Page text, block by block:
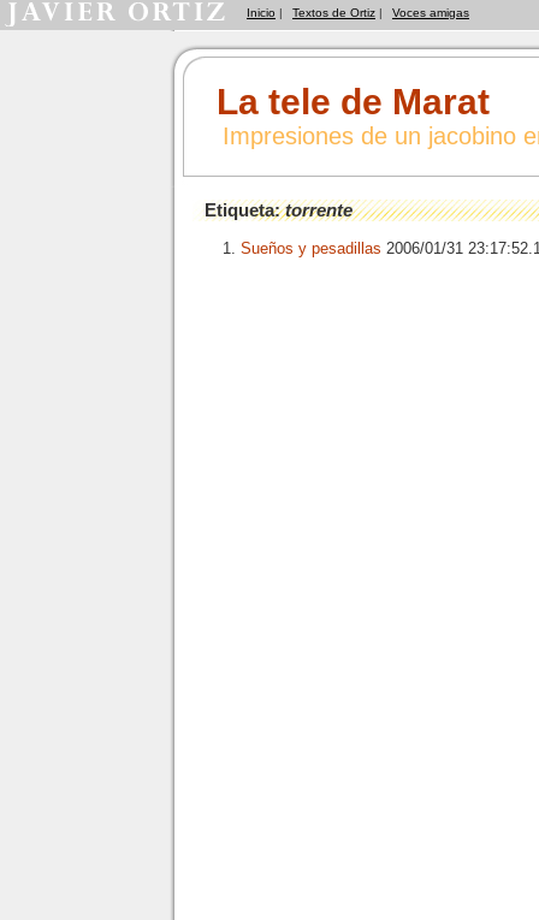
Inicio | Textos de Ortiz | Voces amigas
La tele de Marat
Impresiones de un jacobino
Etiqueta:torrente
Sueños y pesadillas 2006/01/31